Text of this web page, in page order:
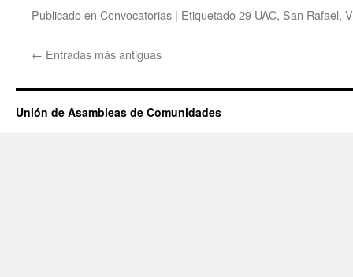
Publicado en Convocatorias | Etiquetado29 UAC, San Rafael,
← Entradas más antiguas
Unión de Asambleas de Comunidades